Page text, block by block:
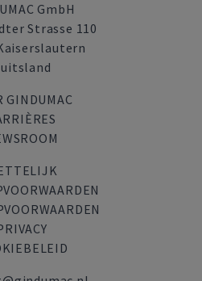
GmbH
Strasse 110
GINDUMAC